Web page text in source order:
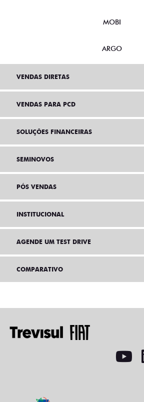
MOBI
ARGO
VENDAS DIRETAS
VENDAS PARA PCD
SOLUÇÕES FINANCEIRAS
SEMINOVOS
PÓS VENDAS
INSTITUCIONAL
AGENDE UM TEST DRIVE
COMPARATIVO